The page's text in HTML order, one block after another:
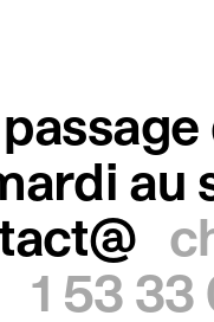
au
1 53 33